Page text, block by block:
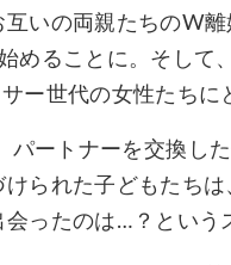
いの両親たちのW
めることに。そして
ー世代の女性たちに
ートナーを交換し
られた子どもたち
ったのは…？という